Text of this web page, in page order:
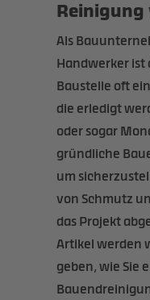
Reinigung
Als
Handwerker ist
Baustelle oft
die erledigt
oder sogar
gründliche
um
von Schmutz
das Projekt
Artikel werden
geben, wie Sie